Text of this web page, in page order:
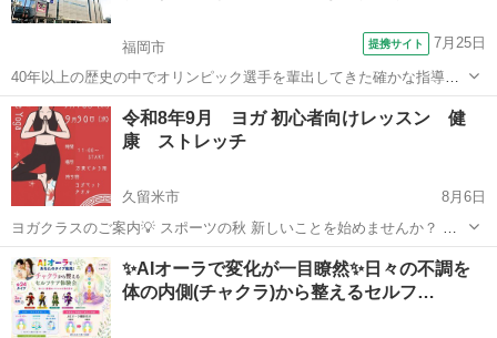
福岡市 提携サイト 7月25日
40年以上の歴史の中でオリンピック選手を輩出してきた確かな指導法
で一人一人に応じた段階指導を行います。 ゴルフに興味がある！始め
てみたい！楽しみたい！上手くなりたい。親切・丁寧に楽しくレッス
ンができます。 セントラルスポー...
福岡 福岡市 ゴルフ
令和8年9月 ヨガ 初心者向けレッスン 健
康 ストレッチ
久留米市
8月6日
ヨガクラスのご案内💡 スポーツの秋 新しいことを始めませんか？ ヨ
ガってどんな感じ？ 体、カタイけど 普段運動していないけど どんな
方でも、ゆっくり体と向き合いながら行いますので大丈夫です😌 若い
方からママさん、マダ...
福岡 久留米市 料金
✨AIオーラで変化が一目瞭然✨日々の不調を
体の内側(チャクラ)から整えるセルフ…